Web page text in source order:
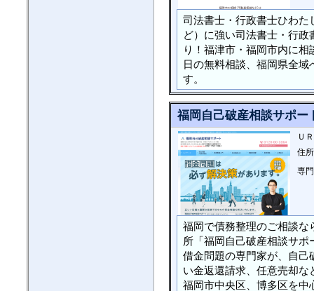
司法書士・行政書士ひわた
ど）に強い司法書士・行
り！福津市・福岡市内に
日の無料相談、福岡県全
す。
福岡自己破産相談サポー
Ｕ
住所
専
福岡で債務整理のご相談な
所「福岡自己破産相談サポ
借金問題の専門家が、自己
い金返還請求、任意売却
福岡市中央区、博多区を中